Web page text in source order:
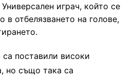
Универсален играч, който се
в отбелязването на голове,
поставили високи
но също така са